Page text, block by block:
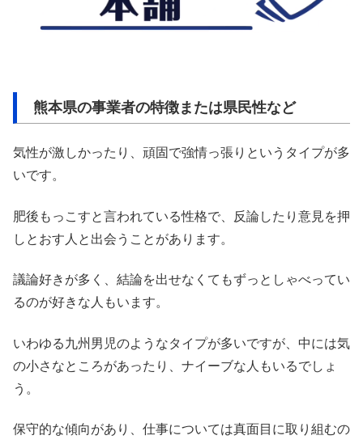
熊本県の事業者の特徴または県民性など
気性が激しかったり、頑固で強情っ張りというタイプが多
いです。
肥後もっこすと言われている性格で、反論したり意見を押
しとおす人と出会うことがあります。
議論好きが多く、結論を出せなくてもずっとしゃべってい
るのが好きな人もいます。
いわゆる九州男児のようなタイプが多いですが、中には気
の小さなところがあったり、ナイーブな人もいるでしょ
う。
保守的な傾向があり、仕事については真面目に取り組むの